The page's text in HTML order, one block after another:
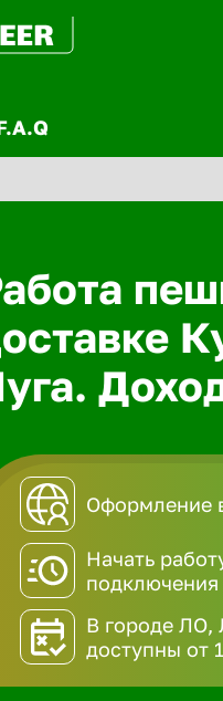
Оформление
Начать
подключения
В городе ЛО,
доступны от